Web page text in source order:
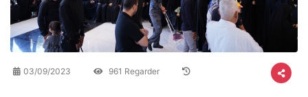
03/09/2023 961 Regarder